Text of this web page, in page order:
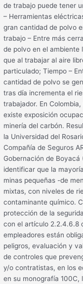
de trabajo puede tener
– Herramientas
gran cantidad de polvo
trabajo – Entre más
de polvo en el ambiente
que al trabajar al aire
particulado; Tiempo –
cantidad de polvo se
tras día incrementa el
trabajador. En
existe exposición
minería del carbón.
la Universidad del
Compañía de Seguros
Gobernación de
identificar que la
minas pequeñas -de
mixtas, con niveles de
contaminante químico.
protección de la
con el artículo 2.2.4.6.8
empleadores están
peligros, evaluación y
de controles que
y/o contratistas, en los
en su monografía 100C,